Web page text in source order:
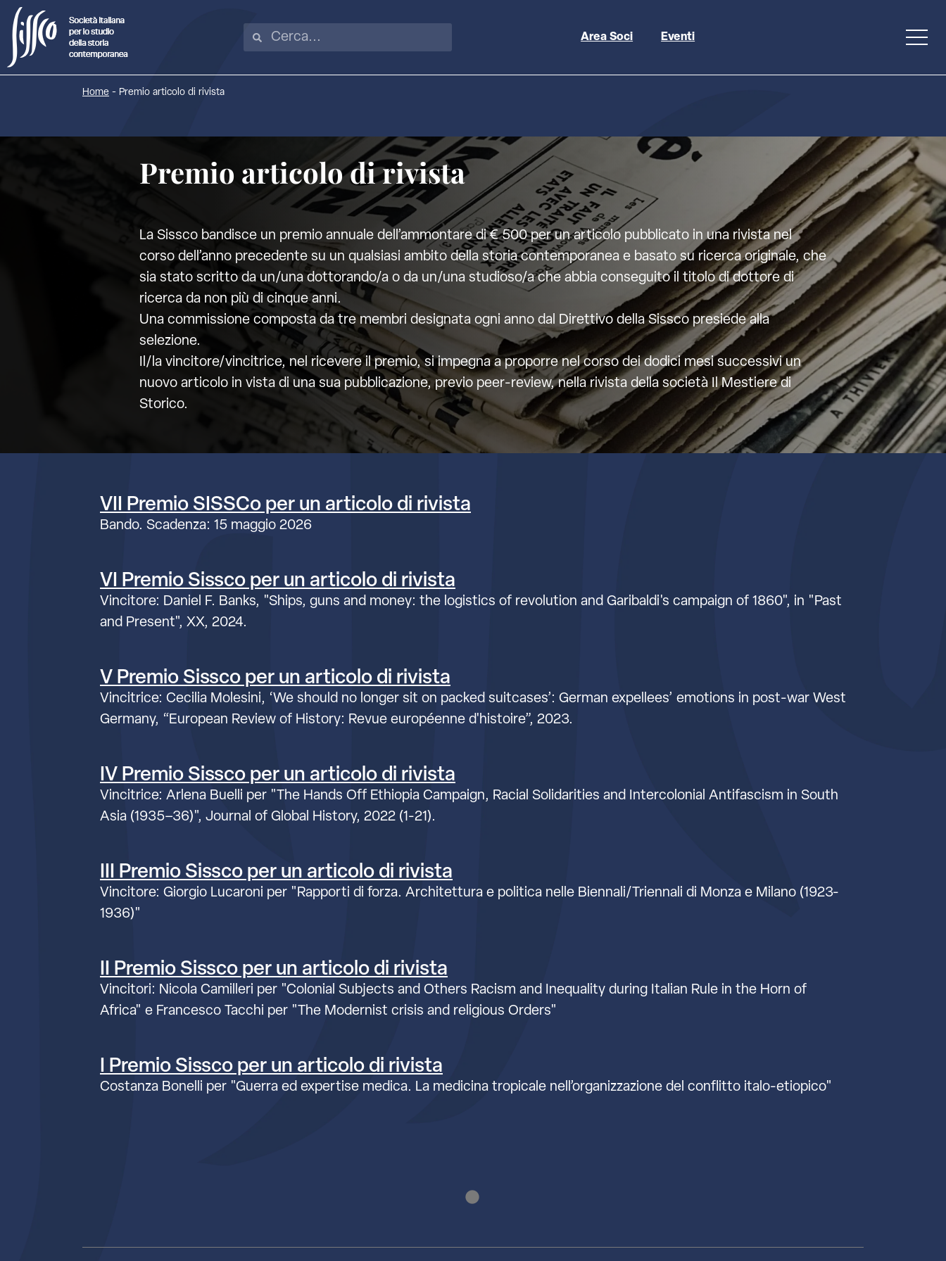
Area Soci Eventi
Home - Premio articolo di rivista
Premio articolo di rivista
La Sissco bandisce un premio annuale dell’ammontare di € 500 per un articolo pubblicato in una rivista nel
corso dell’anno precedente su un qualsiasi ambito della storia contemporanea e basato su ricerca originale, che
sia stato scritto da un/una dottorando/a o da un/una studioso/a che abbia conseguito il titolo di dottore di
ricerca da non più di cinque anni.
Una commissione composta da tre membri designata ogni anno dal Direttivo della Sissco presiede alla
selezione.
Il/la vincitore/vincitrice, nel ricevere il premio, si impegna a proporre nel corso dei dodici mesi successivi un
nuovo articolo in vista di una sua pubblicazione, previo peer-review, nella rivista della società Il Mestiere di
Storico.
VII Premio SISSCo per un articolo di rivista
Bando. Scadenza: 15 maggio 2026
VI Premio Sissco per un articolo di rivista
Vincitore: Daniel F. Banks, "Ships, guns and money: the logistics of revolution and Garibaldi's campaign of 1860", in "Past
and Present", XX, 2024.
V Premio Sissco per un articolo di rivista
Vincitrice: Cecilia Molesini, ‘We should no longer sit on packed suitcases’: German expellees’ emotions in post-war West
Germany, “European Review of History: Revue européenne d'histoire”, 2023.
IV Premio Sissco per un articolo di rivista
Vincitrice: Arlena Buelli per "The Hands Off Ethiopia Campaign, Racial Solidarities and Intercolonial Antifascism in South
Asia (1935–36)", Journal of Global History, 2022 (1-21).
III Premio Sissco per un articolo di rivista
Vincitore: Giorgio Lucaroni per "Rapporti di forza. Architettura e politica nelle Biennali/Triennali di Monza e Milano (1923-
1936)"
II Premio Sissco per un articolo di rivista
Vincitori: Nicola Camilleri per "Colonial Subjects and Others Racism and Inequality during Italian Rule in the Horn of
Africa" e Francesco Tacchi per "The Modernist crisis and religious Orders"
I Premio Sissco per un articolo di rivista
Costanza Bonelli per "Guerra ed expertise medica. La medicina tropicale nell’organizzazione del conflitto italo-etiopico"